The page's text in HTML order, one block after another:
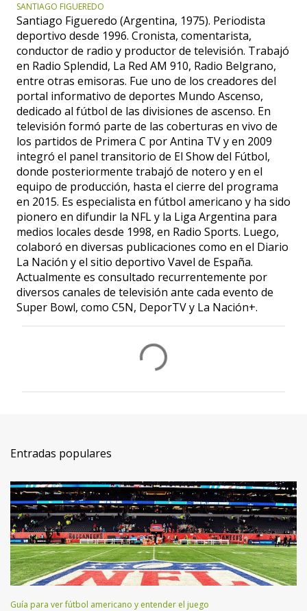
SANTIAGO FIGUEREDO
Santiago Figueredo (Argentina, 1975). Periodista
deportivo desde 1996. Cronista, comentarista,
conductor de radio y productor de televisión. Trabajó
en Radio Splendid, La Red AM 910, Radio Belgrano,
entre otras emisoras. Fue uno de los creadores del
portal informativo de deportes Mundo Ascenso,
dedicado al fútbol de las divisiones de ascenso. En
televisión formó parte de las coberturas en vivo de
los partidos de Primera C por Antina TV y en 2009
integró el panel transitorio de El Show del Fútbol,
donde posteriormente trabajó de notero y en el
equipo de producción, hasta el cierre del programa
en 2015. Es especialista en fútbol americano y ha sido
pionero en difundir la NFL y la Liga Argentina para
medios locales desde 1998, en Radio Sports. Luego,
colaboró en diversas publicaciones como en el Diario
La Nación y el sitio deportivo Vavel de España.
Actualmente es consultado recurrentemente por
diversos canales de televisión ante cada evento de
Super Bowl, como C5N, DeporTV y La Nación+.
a
r
i
o
s
Entradas populares
Guía para ver fútbol americano y entender el juego